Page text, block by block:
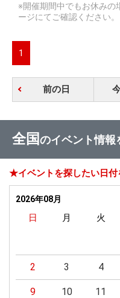
※開催期間中でもお休みの
ージにてご確認ください。
1
前の日
全国のイベント情報
★イベントを探したい日付
2026年08月
日 月 火
2 3 4
9 10 11